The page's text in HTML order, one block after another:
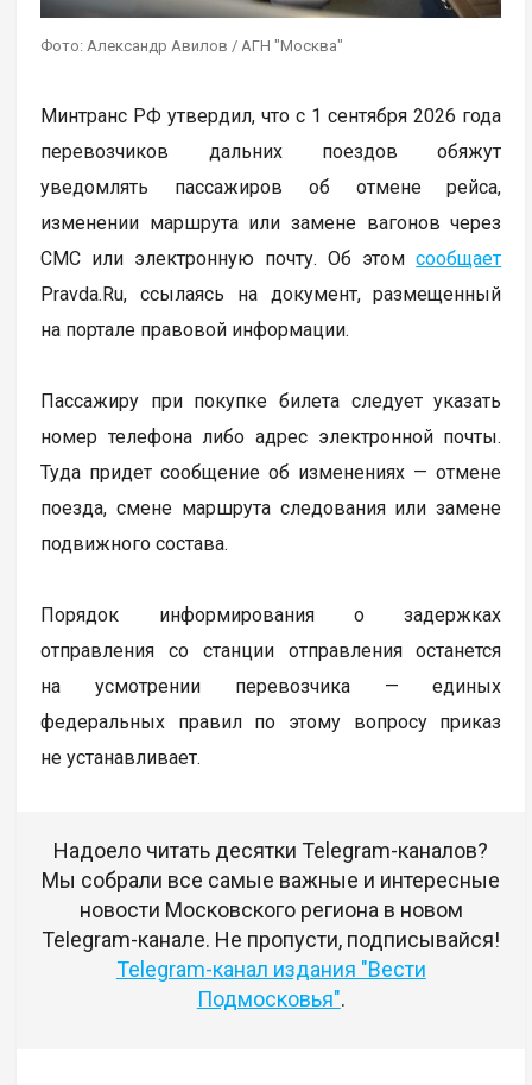
Фото: Александр Авилов / АГН "Москва"
Минтранс РФ утвердил, что с 1 сентября 2026 года
перевозчиков дальних поездов обяжут
уведомлять пассажиров об отмене рейса,
изменении маршрута или замене вагонов через
СМС или электронную почту. Об этомсообщает
Pravda.Ru, ссылаясь на документ, размещенный
на портале правовой информации.
Пассажиру при покупке билета следует указать
номер телефона либо адрес электронной почты.
Туда придет сообщение об изменениях — отмене
поезда, смене маршрута следования или замене
подвижного состава.
Порядок информирования о задержках
отправления со станции отправления останется
на усмотрении перевозчика — единых
федеральных правил по этому вопросу приказ
не устанавливает.
Надоело читать десятки Telegram-каналов?
Мы собрали все самые важные и интересные
новости Московского региона в новом
Telegram-канале. Не пропусти, подписывайся!
Telegram-канал издания "Вести
Подмосковья".